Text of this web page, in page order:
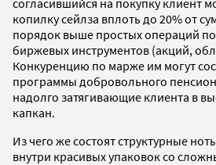
копилку сейлза вплоть до 20% от
порядок выше простых операций
биржевых инструментов (акций,
Конкуренцию по марже им могут
программы добровольного
надолго затягивающие клиента в
капкан.
Из чего же состоят структурные
внутри красивых упаковок со